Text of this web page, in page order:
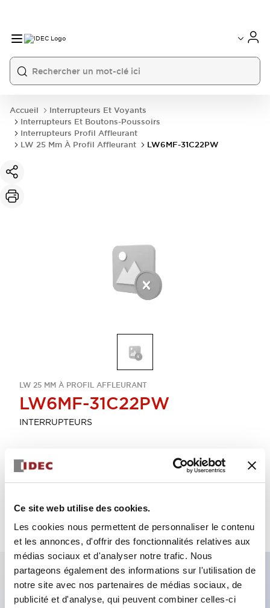
Ce site web utilise des cookies.
Les cookies nous permettent de personnaliser le contenu
et les annonces, d'offrir des fonctionnalités relatives aux
médias sociaux et d'analyser notre trafic. Nous
partageons également des informations sur l'utilisation de
notre site avec nos partenaires de médias sociaux, de
publicité et d'analyse, qui peuvent combiner celles-ci
Accueil
Interrupteurs Et Voyants
Interrupteurs Et Boutons-Poussoirs
Interrupteurs Profil Affleurant
LW 25 Mm À Profil Affleurant
LW6MF-31C22PW
LW 25 MM À PROFIL AFFLEURANT
LW6MF-31C22PW
INTERRUPTEURS
Sélectionner la quantité
Caractéristiques clés